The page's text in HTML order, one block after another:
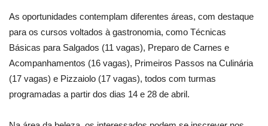
As oportunidades contemplam diferentes áreas, com destaque
para os cursos voltados à gastronomia, como Técnicas
Básicas para Salgados (11 vagas), Preparo de Carnes e
Acompanhamentos (16 vagas), Primeiros Passos na Culinária
(17 vagas) e Pizzaiolo (17 vagas), todos com turmas
programadas a partir dos dias 14 e 28 de abril.